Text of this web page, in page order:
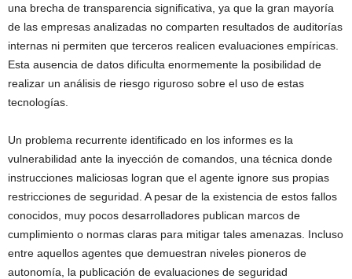
una brecha de transparencia significativa, ya que la gran mayoría
de las empresas analizadas no comparten resultados de auditorías
internas ni permiten que terceros realicen evaluaciones empíricas.
Esta ausencia de datos dificulta enormemente la posibilidad de
realizar un análisis de riesgo riguroso sobre el uso de estas
tecnologías.
Un problema recurrente identificado en los informes es la
vulnerabilidad ante la inyección de comandos, una técnica donde
instrucciones maliciosas logran que el agente ignore sus propias
restricciones de seguridad. A pesar de la existencia de estos fallos
conocidos, muy pocos desarrolladores publican marcos de
cumplimiento o normas claras para mitigar tales amenazas. Incluso
entre aquellos agentes que demuestran niveles pioneros de
autonomía, la publicación de evaluaciones de seguridad